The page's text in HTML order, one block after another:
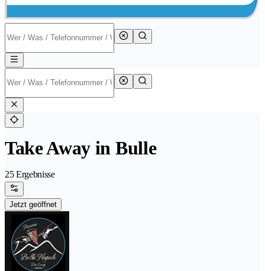
Take Away in Bulle
25 Ergebnisse
Jetzt geöffnet